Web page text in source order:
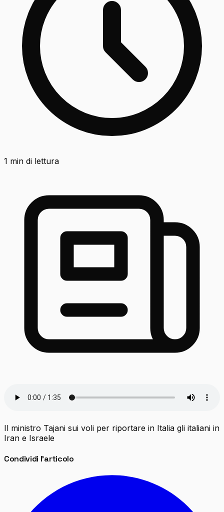
1 min di lettura
Il ministro Tajani sui voli per riportare in Italia gli italiani in
Iran e Israele
Condividi l'articolo